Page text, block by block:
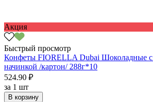
Акция
Быстрый просмотр
Конфеты FIORELLA Dubai Шоколадные с
начинкой /картон/ 288г*10
524.90 ₽
за 1 шт
В корзину